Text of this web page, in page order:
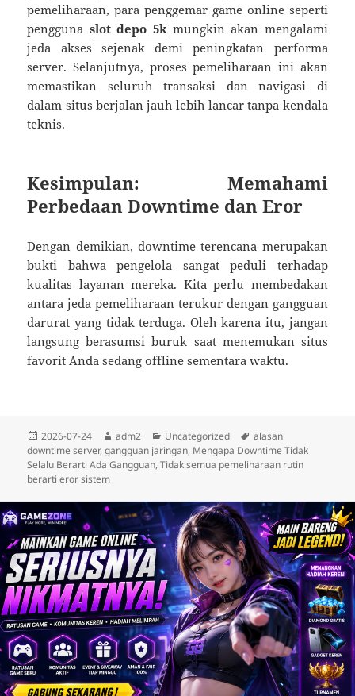
pemeliharaan, para penggemar game online seperti
pengguna slot depo 5k mungkin akan mengalami
jeda akses sejenak demi peningkatan performa
server. Selanjutnya, proses pemeliharaan ini akan
memastikan seluruh transaksi dan navigasi di
dalam situs berjalan jauh lebih lancar tanpa kendala
teknis.
Kesimpulan: Memahami
Perbedaan Downtime dan Eror
Dengan demikian, downtime terencana merupakan
bukti bahwa pengelola sangat peduli terhadap
kualitas layanan mereka. Kita perlu membedakan
antara jeda pemeliharaan terukur dengan gangguan
darurat yang tidak terduga. Oleh karena itu, jangan
langsung berasumsi buruk saat menemukan situs
favorit Anda sedang offline sementara waktu.
Diposkan
pada
2026-07-24 Penulis
adm2 Kategori
Uncategorized Tag
alasan
downtime server,gangguan jaringan, Mengapa Downtime Tidak
Selalu Berarti Ada Gangguan,Tidak semua pemeliharaan rutin
berarti eror sistem